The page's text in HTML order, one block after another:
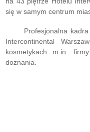
się w samym centrum
Profesjonalna kadra
Intercontinental
kosmetykach m.in.
doznania.